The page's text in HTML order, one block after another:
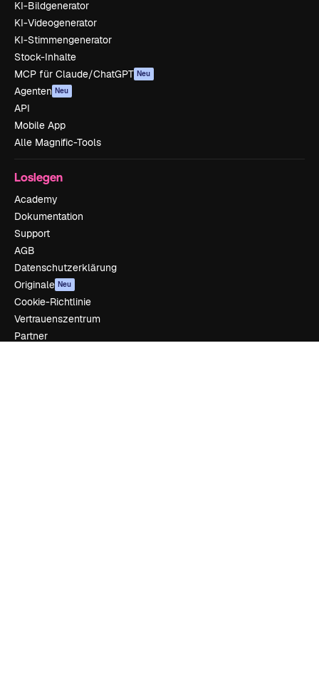
KI-Bildgenerator
KI-Videogenerator
KI-Stimmengenerator
Stock-Inhalte
MCP für Claude/ChatGPT Neu
Agenten Neu
API
Mobile App
Alle Magnific-Tools
Loslegen
Academy
Dokumentation
Support
AGB
Datenschutzerklärung
Originale Neu
Cookie-Richtlinie
Vertrauenszentrum
Partner